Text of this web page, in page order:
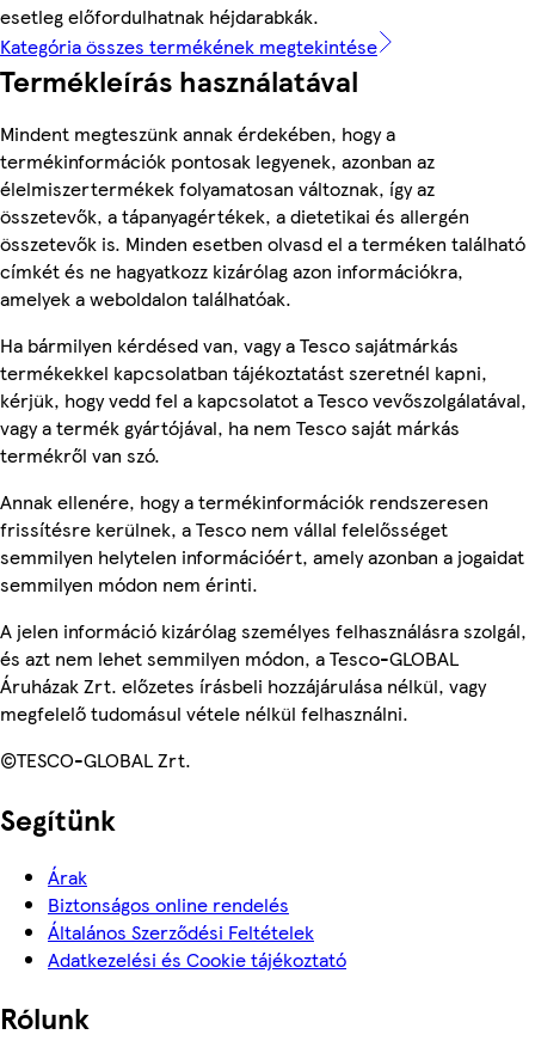
esetleg előfordulhatnak héjdarabkák.
Kategória összes termékének megtekintése
Termékleírás használatával
Mindent megteszünk annak érdekében, hogy a
termékinformációk pontosak legyenek, azonban az
élelmiszertermékek folyamatosan változnak, így az
összetevők, a tápanyagértékek, a dietetikai és allergén
összetevők is. Minden esetben olvasd el a terméken található
címkét és ne hagyatkozz kizárólag azon információkra,
amelyek a weboldalon találhatóak.
Ha bármilyen kérdésed van, vagy a Tesco sajátmárkás
termékekkel kapcsolatban tájékoztatást szeretnél kapni,
kérjük, hogy vedd fel a kapcsolatot a Tesco vevőszolgálatával,
vagy a termék gyártójával, ha nem Tesco saját márkás
termékről van szó.
Annak ellenére, hogy a termékinformációk rendszeresen
frissítésre kerülnek, a Tesco nem vállal felelősséget
semmilyen helytelen információért, amely azonban a jogaidat
semmilyen módon nem érinti.
A jelen információ kizárólag személyes felhasználásra szolgál,
és azt nem lehet semmilyen módon, a Tesco-GLOBAL
Áruházak Zrt. előzetes írásbeli hozzájárulása nélkül, vagy
megfelelő tudomásul vétele nélkül felhasználni.
©TESCO-GLOBAL Zrt.
Segítünk
Árak
Biztonságos online rendelés
Általános Szerződési Feltételek
Adatkezelési és Cookie tájékoztató
Rólunk